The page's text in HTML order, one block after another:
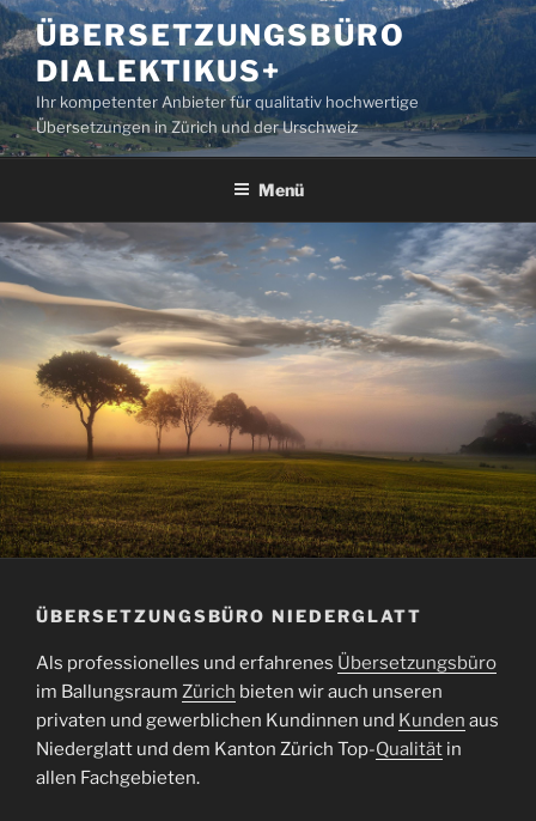
Zum
Inhalt
springen
ÜBERSETZUNGSBÜRO
DIALEKTIKUS+
Ihr kompetenter Anbieter für qualitativ hochwertige
Übersetzungen in Zürich und der Urschweiz
Menü
ÜBERSETZUNGSBÜRO NIEDERGLATT
Als professionelles und erfahrenes Übersetzungsbüro
im Ballungsraum Zürich bieten wir auch unseren
privaten und gewerblichen Kundinnen und Kunden aus
Niederglatt und dem Kanton Zürich Top-Qualität in
allen Fachgebieten.